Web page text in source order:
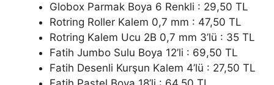
Globox Parmak Boya 6 Renkli : 29,50 TL
Rotring Roller Kalem 0,7 mm : 47,50 TL
Rotring Kalem Ucu 2B 0,7 mm 3’lü : 35 TL
Fatih Jumbo Sulu Boya 12’li : 69,50 TL
Fatih Desenli Kurşun Kalem 4’lü : 27,50 TL